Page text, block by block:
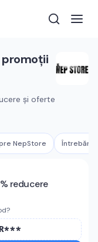
promoții
și oferte
NepStore Întrebări
reducere